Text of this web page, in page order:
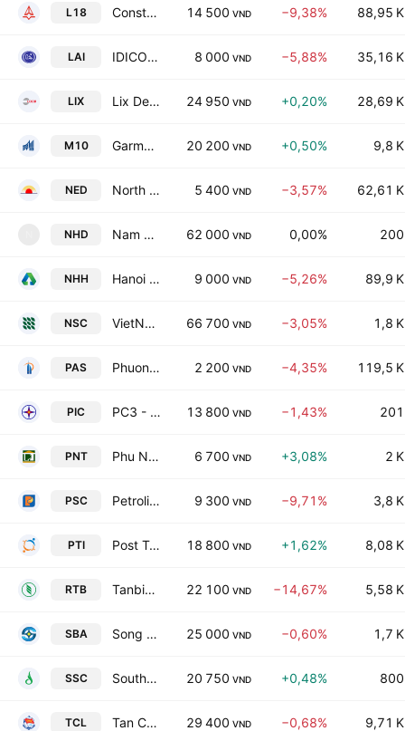
L18 Construction & Investment JSC No. 18 14 500 VND −9,38% 88,95 K
LAI IDICO Long An Investment Construction JSC 8 000 VND −5,88% 35,16 K
LIX Lix Detergent JSC 24 950 VND +0,20% 28,69 K
M10 Garment 10 Corp.-JSC 20 200 VND +0,50% 9,8 K
NED North - West Electric Investment and DevelopmentJoint Stock Co 5 400 VND −3,57% 62,61 K
NHD Nam Ha Pharmaceutical Joint Stock Company 62 000 VND 0,00% 200
NHH Hanoi Plastics Joint Stock Company 9 000 VND −5,26% 89,9 K
NSC VietNam National Seed Group Joint Stock Co 66 700 VND −3,05% 1,8 K
PAS Phuong Anh International JSC 2 200 VND −4,35% 119,5 K
PIC PC3 - Investment Joint Stock Company 13 800 VND −1,43% 201
PNT Phu Nhuan Technical Construction Joint Stock Co 6 700 VND +3,08% 2 K
PSC Petrolimex Saigon Transportation and Service Joint Stock Company 9 300 VND −9,71% 3,8 K
PTI Post Telecommunication Insurance JSC 18 800 VND +1,62% 8,08 K
RTB Tanbien Rubber Joint Stock Co 22 100 VND −14,67% 5,58 K
SBA Song Ba JSC 25 000 VND −0,60% 1,7 K
SSC Southern Seed Corporation 20 750 VND +0,48% 800
TCL Tan Cang Logistics and Stevedoring Joint Stock Company 29 400 VND −0,68% 9,71 K